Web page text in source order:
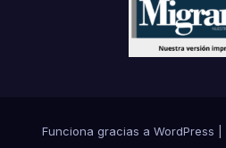
Funciona gracias a WordPress